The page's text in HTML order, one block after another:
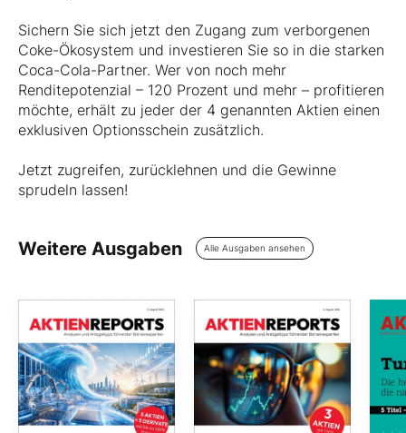
Sichern Sie sich jetzt den Zugang zum verborgenen
Coke-Ökosystem und investieren Sie so in die starken
Coca-Cola-Partner. Wer von noch mehr
Renditepotenzial – 120 Prozent und mehr – profitieren
möchte, erhält zu jeder der 4 genannten Aktien einen
exklusiven Optionsschein zusätzlich.
Jetzt zugreifen, zurücklehnen und die Gewinne
sprudeln lassen!
Weitere Ausgaben Alle Ausgaben ansehen